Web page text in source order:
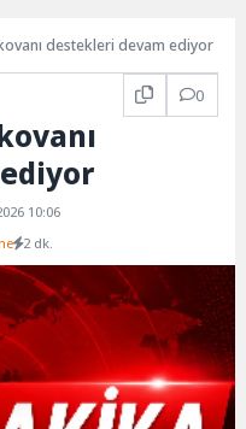
destekleri devam ediyor
0
10:06
2 dk.